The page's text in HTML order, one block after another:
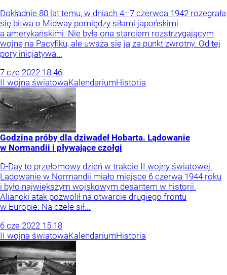
Dokładnie 80 lat temu, w dniach 4–7 czerwca 1942 rozegrała
się bitwa o Midway pomiędzy siłami japońskimi
a amerykańskimi. Nie była ona starciem rozstrzygającym
wojnę na Pacyfiku, ale uważa się ją za punkt zwrotny. Od tej
pory inicjatywa...
7 cze 2022 18:46
II wojna światowaKalendariumHistoria
Godzina próby dla dziwadeł Hobarta. Lądowanie
w Normandii i pływające czołgi
D-Day to przełomowy dzień w trakcie II wojny światowej.
Lądowanie w Normandii miało miejsce 6 czerwa 1944 roku
i było największym wojskowym desantem w historii.
Aliancki atak pozwolił na otwarcie drugiego frontu
w Europie. Na czele sił...
6 cze 2022 15:18
II wojna światowaKalendariumHistoria